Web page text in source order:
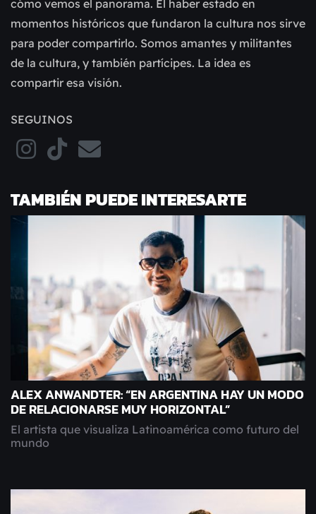
cómo vemos el panorama. El haber estado en
momentos históricos que fundaron la cultura nos sirve
para poder compartirlo. Somos amantes y militantes
de la cultura, y también partícipes. La idea es
compartir esa visión.
SEGUINOS
TAMBIÉN PUEDE INTERESARTE
ALEX ANWANDTER: “EN ARGENTINA HAY UN MODO
DE RELACIONARSE MUY HORIZONTAL”
El artista que visualiza Latinoamérica como futuro del
mundo